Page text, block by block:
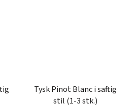
Tysk Pinot Blanc i saftig
stil (1-3 stk.)